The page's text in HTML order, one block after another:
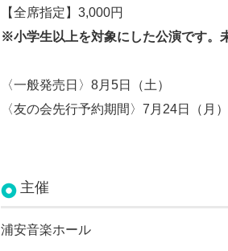
【全席指定】3,000円
※小学生以上を対象にした公演です。
〈一般発売日〉8月5日（土）
〈友の会先行予約期間〉7月24日（月
主催
浦安音楽ホール